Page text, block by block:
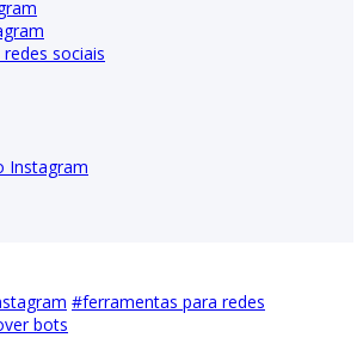
sociais
Instagram
#ferramentas para redes
bots